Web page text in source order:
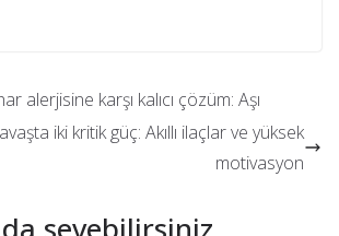
alerjisine karşı kalıcı çözüm: Aşı
iki kritik güç: Akıllı ilaçlar ve yüksek
motivasyon